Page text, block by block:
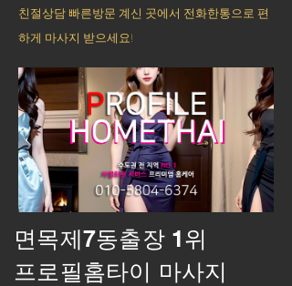
친절상담 빠른방문 계신 곳에서 전화한통으로 편
하게 마사지 받으세요!
면목제7동출장 1위
프로필홈타이 마사지